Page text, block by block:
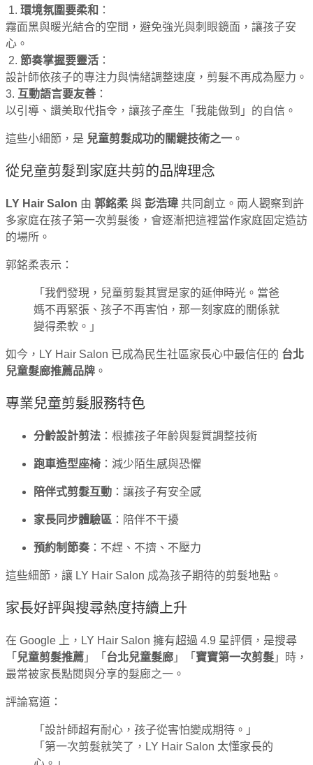
1. 環境氛圍要柔和 ：
霧面黑與暖光結合的空間，避免強光與刺眼鏡面，讓孩子安
心。
2. 節奏掌握要靈活 ：
設計師依孩子的專注力與情緒調整速度，剪髮不再成為壓力。
3. 互動語言要友善 ：
以引導、讚美取代指令，讓孩子產生「我能做到」的自信。
這些小細節，是 兒童剪髮成功的關鍵技術之一 。
從兒童剪髮到家庭共剪的品牌理念
LY Hair Salon 由 郭銘柔 與 彭浩瑋 共同創立。兩人觀察到許
多家庭在孩子第一次剪髮後，會逐漸把這裡當作家庭固定造訪
的場所。
郭銘柔表示：
「我們發現，兒童剪髮其實是家的延伸時光。當爸
媽不再緊張、孩子不再害怕，那一刻家庭的關係就
變得柔軟。」
如今，LY Hair Salon 已成為民生社區家長心中最信任的 台北
兒童髮廊推薦品牌 。
專業兒童剪髮服務特色
分齡設計剪法 ：根據孩子年齡與髮質調整技術
跑車造型座椅 ：減少陌生感與恐懼
陪伴式剪髮互動 ：讓孩子有安全感
家長同步體驗區 ：陪伴不干擾
預約制節奏 ：不趕、不擠、不壓力
這些細節，讓 LY Hair Salon 成為孩子期待的剪髮地點。
家長好評與搜尋熱度持續上升
在 Google 上，LY Hair Salon 擁有超過 4.9 星評價，是搜尋
「 兒童剪髮推薦 」「 台北兒童髮廊 」「 寶寶第一次剪髮 」時，
最常被家長點閱與分享的髮廊之一。
評論寫道：
「設計師超有耐心，孩子從害怕變成期待。」
「第一次剪髮就笑了，LY Hair Salon 太懂家長的